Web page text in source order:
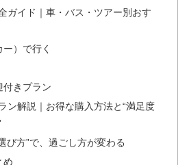
ガイド｜車・バス・ツアー別おす
）で行く
付きプラン
ン解説｜お得な購入方法と“満足度
び方”で、過ごし方が変わる
め